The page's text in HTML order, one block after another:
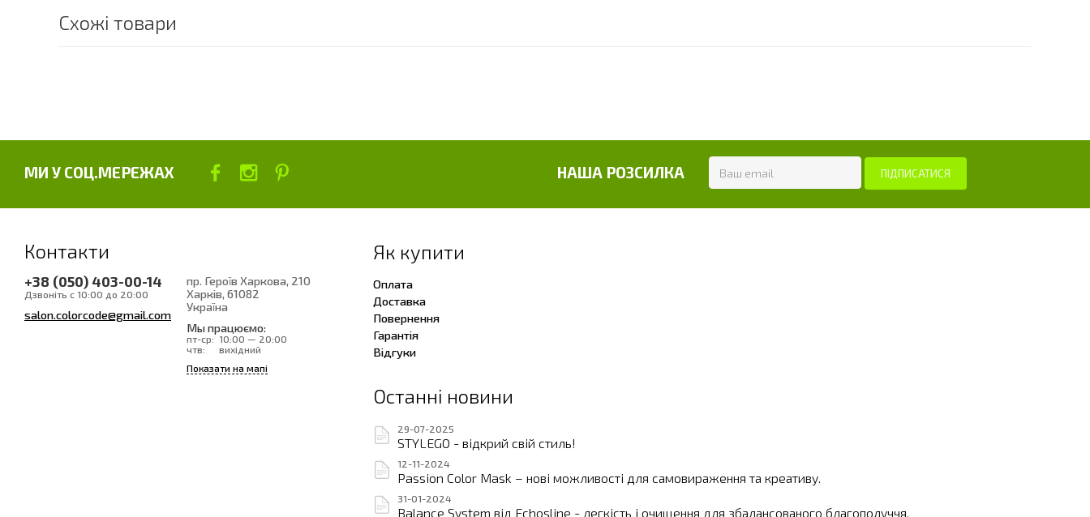
Схожі товари
МИ У СОЦ.МЕРЕЖАХ НАША РОЗСИЛКА
Контакти
+38 (050) 403-00-14
Дзвоніть с 10:00 до 20:00
salon.colorcode@gmail.com
пр. Героїв Харкова, 210
Харків , 61082
Україна
Мы працюємо:
пт-ср: 10:00 — 20:00
чтв:
вихідний
Показати на мапі
Як купити
Оплата
Доставка
Повернення
Гарантія
Відгуки
Останні новини
29-07-2025
STYLEGO - відкрий свій стиль!
12-11-2024
Passion Color Mask – нові можливості для самовираження та креативу.
31-01-2024
Balance System від Echosline - легкість і очищення для збалансованого благополуччя.